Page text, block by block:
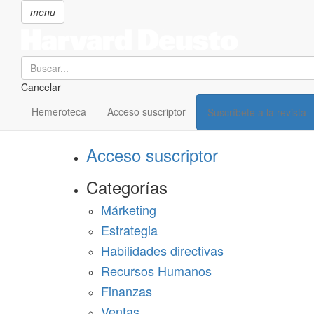
menu
Search
Cancelar
Hemeroteca Acceso suscriptor Suscríbete a la revista
SECCIONES
Suscríbete a Harvard Deusto
Acceso suscriptor
Categorías
Márketing
Estrategia
Habilidades directivas
Recursos Humanos
Finanzas